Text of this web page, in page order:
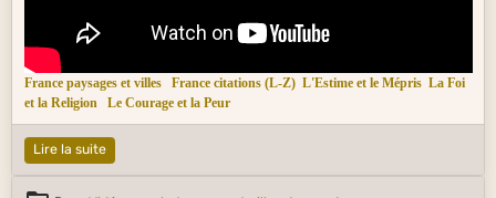
France paysages et villes France citations (L-Z) L'Estime et le Mépris La Foi
et la Religion
Le Courage et la Peur
Lire la suite